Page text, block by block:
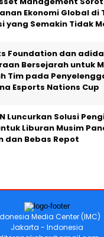
Ekonomi Global di
yang Semakin Tidak
Foundation dan
Bersejarah untuk
Tim pada
Esports Nations Cup
Luncurkan Solusi
Liburan Musim
dan Bebas Repot
Media Center (IMC)
Jakarta - Indonesia